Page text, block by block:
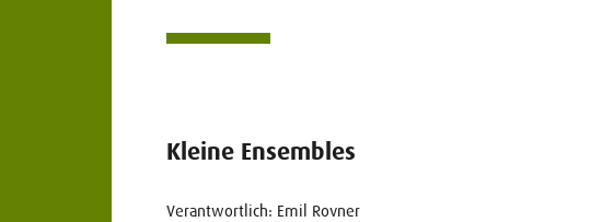
Kleine Ensembles
Verantwortlich: Emil Rovner